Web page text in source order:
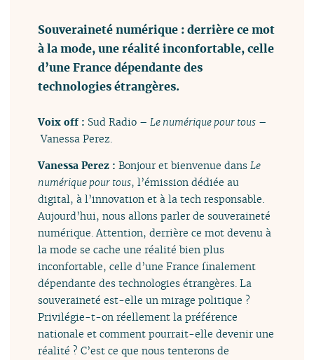
Souveraineté numérique : derrière ce mot
à la mode, une réalité inconfortable, celle
d’une France dépendante des
technologies étrangères.
Voix off : Sud Radio – Le numérique pour tous –
Vanessa Perez.
Vanessa Perez :Bonjour et bienvenue dansLe
numérique pour tous, l’émission dédiée au
digital, à l’innovation et à la tech responsable.
Aujourd’hui, nous allons parler de souveraineté
numérique. Attention, derrière ce mot devenu à
la mode se cache une réalité bien plus
inconfortable, celle d’une France finalement
dépendante des technologies étrangères. La
souveraineté est-elle un mirage politique ?
Privilégie-t-on réellement la préférence
nationale et comment pourrait-elle devenir une
réalité ? C’est ce que nous tenterons de